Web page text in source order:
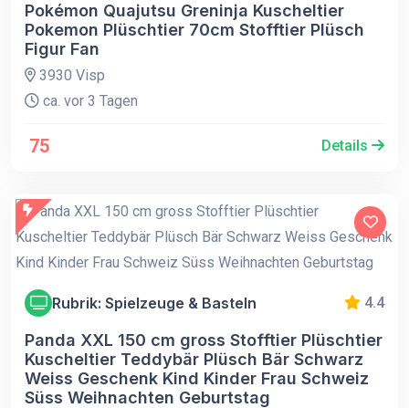
Pokémon Quajutsu Greninja Kuscheltier
Pokemon Plüschtier 70cm Stofftier Plüsch
Figur Fan
3930 Visp
ca. vor 3 Tagen
75 Details
Rubrik: Spielzeuge & Basteln 4.4
Panda XXL 150 cm gross Stofftier Plüschtier
Kuscheltier Teddybär Plüsch Bär Schwarz
Weiss Geschenk Kind Kinder Frau Schweiz
Süss Weihnachten Geburtstag